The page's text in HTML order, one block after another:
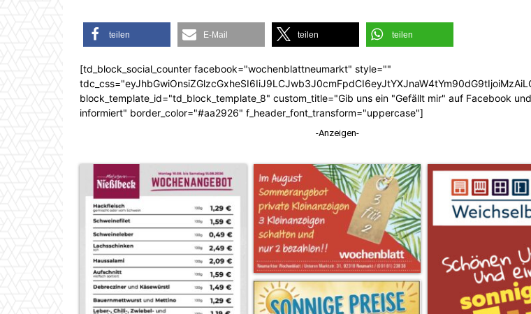
teilen E-Mail teilen teilen
[td_block_social_counter facebook="wochenblattneumarkt" style=""
block_template_id="td_block_template_8" custom_title="Gib uns ein "Gefällt mir" auf Facebook
informiert" border_color="#aa2926" f_header_font_transform="uppercase"]
-Anzeigen-